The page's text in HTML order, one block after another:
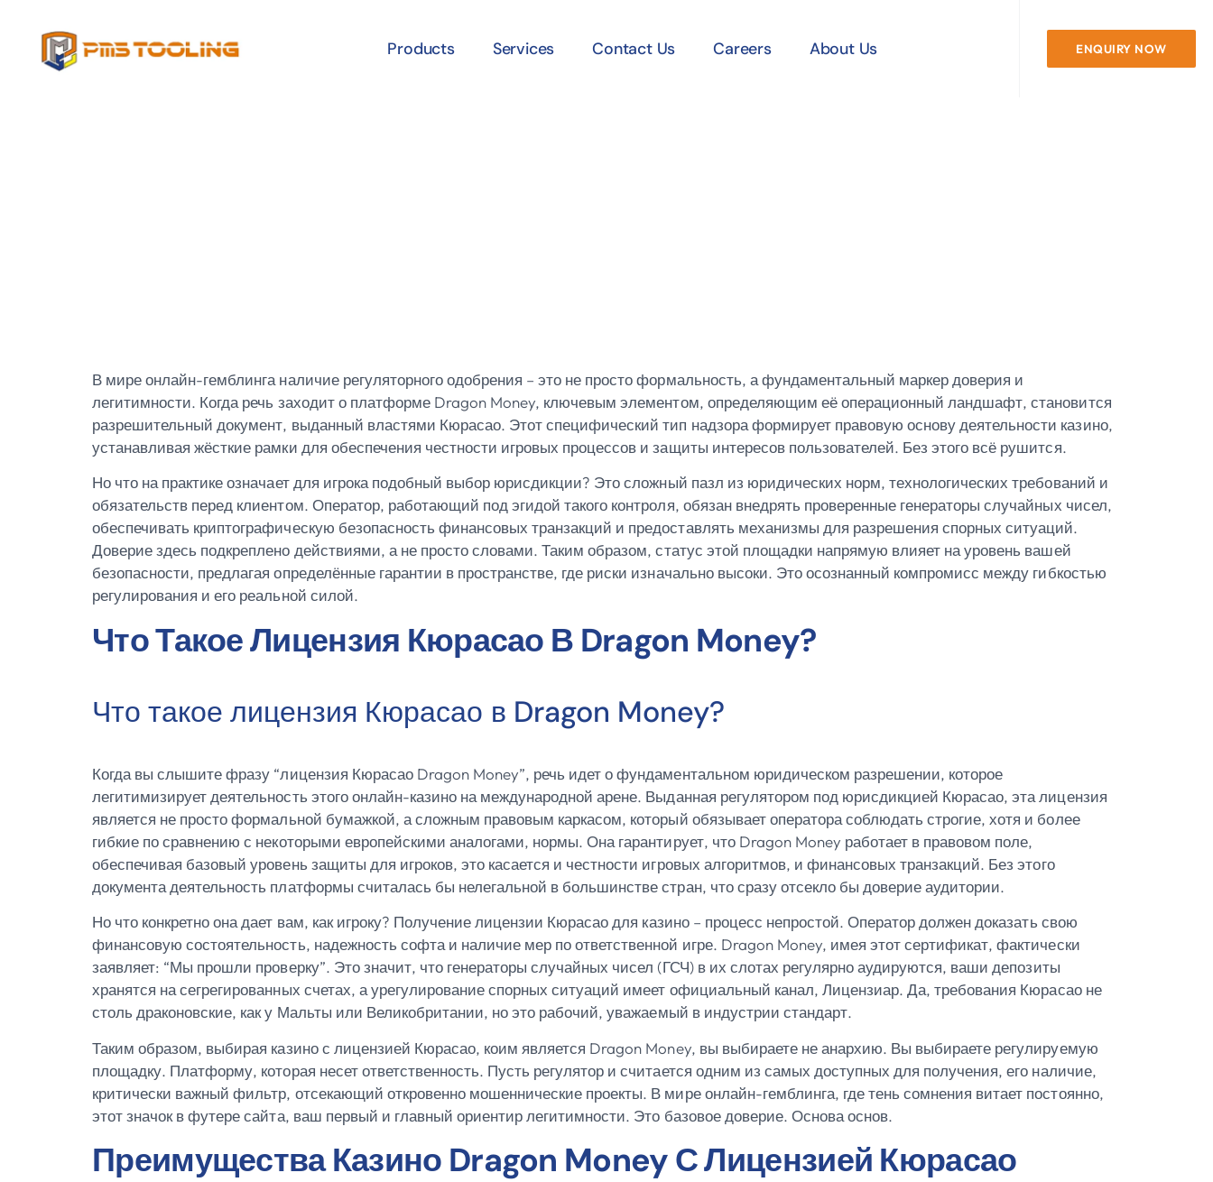
Products Services Contact Us Careers About Us ENQUIRY NOW
В мире онлайн-гемблинга наличие регуляторного одобрения – это не просто формальность, а фундаментальный маркер доверия и
легитимности. Когда речь заходит о платформе Dragon Money, ключевым элементом, определяющим её операционный ландшафт, становится
разрешительный документ, выданный властями Кюрасао. Этот специфический тип надзора формирует правовую основу деятельности казино,
устанавливая жёсткие рамки для обеспечения честности игровых процессов и защиты интересов пользователей. Без этого всё рушится.
Но что на практике означает для игрока подобный выбор юрисдикции? Это сложный пазл из юридических норм, технологических требований и
обязательств перед клиентом. Оператор, работающий под эгидой такого контроля, обязан внедрять проверенные генераторы случайных чисел,
обеспечивать криптографическую безопасность финансовых транзакций и предоставлять механизмы для разрешения спорных ситуаций.
Доверие здесь подкреплено действиями, а не просто словами. Таким образом, статус этой площадки напрямую влияет на уровень вашей
безопасности, предлагая определённые гарантии в пространстве, где риски изначально высоки. Это осознанный компромисс между гибкостью
регулирования и его реальной силой.
Что Такое Лицензия Кюрасао В Dragon Money?
Что такое лицензия Кюрасао в Dragon Money?
Когда вы слышите фразу “лицензия Кюрасао Dragon Money”, речь идет о фундаментальном юридическом разрешении, которое
легитимизирует деятельность этого онлайн-казино на международной арене. Выданная регулятором под юрисдикцией Кюрасао, эта лицензия
является не просто формальной бумажкой, а сложным правовым каркасом, который обязывает оператора соблюдать строгие, хотя и более
гибкие по сравнению с некоторыми европейскими аналогами, нормы. Она гарантирует, что Dragon Money работает в правовом поле,
обеспечивая базовый уровень защиты для игроков, это касается и честности игровых алгоритмов, и финансовых транзакций. Без этого
документа деятельность платформы считалась бы нелегальной в большинстве стран, что сразу отсекло бы доверие аудитории.
Но что конкретно она дает вам, как игроку? Получение лицензии Кюрасао для казино – процесс непростой. Оператор должен доказать свою
финансовую состоятельность, надежность софта и наличие мер по ответственной игре. Dragon Money, имея этот сертификат, фактически
заявляет: “Мы прошли проверку”. Это значит, что генераторы случайных чисел (ГСЧ) в их слотах регулярно аудируются, ваши депозиты
хранятся на сегрегированных счетах, а урегулирование спорных ситуаций имеет официальный канал, Лицензиар. Да, требования Кюрасао не
столь драконовские, как у Мальты или Великобритании, но это рабочий, уважаемый в индустрии стандарт.
Таким образом, выбирая казино с лицензией Кюрасао, коим является Dragon Money, вы выбираете не анархию. Вы выбираете регулируемую
площадку. Платформу, которая несет ответственность. Пусть регулятор и считается одним из самых доступных для получения, его наличие,
критически важный фильтр, отсекающий откровенно мошеннические проекты. В мире онлайн-гемблинга, где тень сомнения витает постоянно,
этот значок в футере сайта, ваш первый и главный ориентир легитимности. Это базовое доверие. Основа основ.
Преимущества Казино Dragon Money С Лицензией Кюрасао